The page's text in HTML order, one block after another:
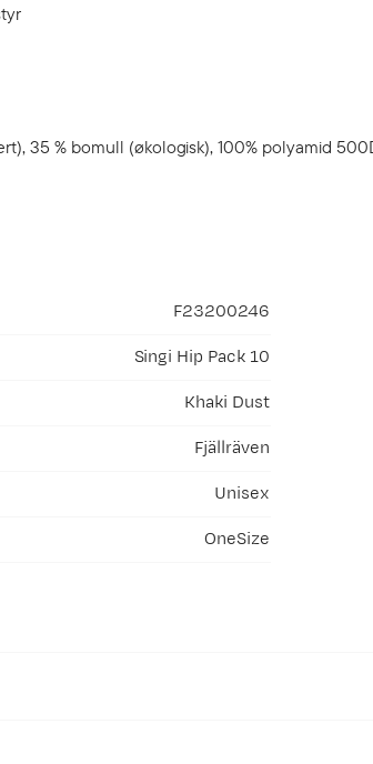
35 % bomull (økologisk), 100% polyamid
F23200246
Singi Hip Pack 10
Khaki Dust
Fjällräven
Unisex
OneSize